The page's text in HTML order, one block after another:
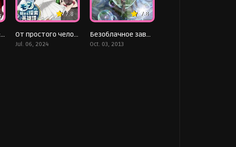
Страна чудес смертников
7.8
От простого человека до героя-разведчика
Jul. 06, 2024
7.8
Безоблачное завтра
Oct. 03, 2013